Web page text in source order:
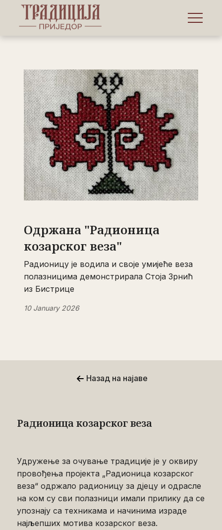
Одржана "Радионица
козарског веза"
Радионицу је водила и своје умијеће веза
полазницима демонстрирала Стоја Зрнић
из Бистрице
10 January 2026
Назад на најаве
Радионица козарског веза
Удружење за очување традиције је у оквиру
провођења пројекта „Радионица козарског
веза“ одржало радионицу за дјецу и одрасле
на ком су сви полазници имали прилику да се
упознају са техникама и начинима израде
најљепших мотива козарског веза.